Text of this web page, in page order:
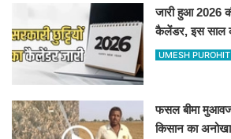
जारी हुआ 2026
कैलेंडर, इस साल
अवकाश, देखें
UMESH PUROHIT
फसल बीमा
किसान का अनोखा